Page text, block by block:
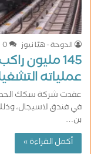
الدوحة - هيّا نيوز
0
145 مليون
عملياته
عقدت شركة سكك
في فندق لاسيجال،
بن…
أكمل القراءة »